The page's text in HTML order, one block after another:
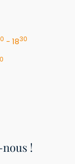
- 1830
!